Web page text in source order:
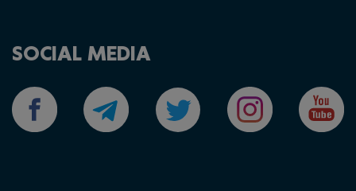
SOCIAL MEDIA